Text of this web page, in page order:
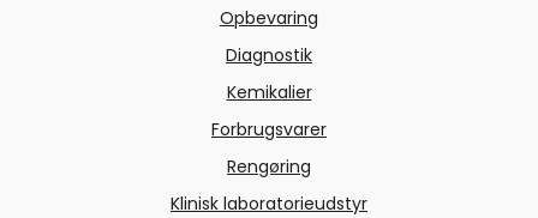
Opbevaring
Diagnostik
Kemikalier
Forbrugsvarer
Rengøring
Klinisk laboratorieudstyr